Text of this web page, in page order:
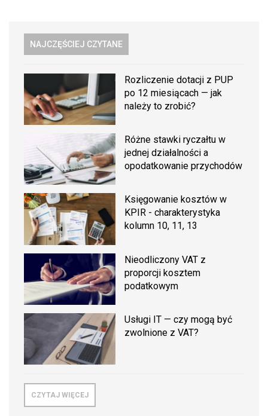
NAJCZĘŚCIEJ CZYTANE
Rozliczenie dotacji z PUP
po 12 miesiącach — jak
należy to zrobić?
Różne stawki ryczałtu w
jednej działalności a
opodatkowanie przychodów
Księgowanie kosztów w
KPIR - charakterystyka
kolumn 10, 11, 13
Nieodliczony VAT z
proporcji kosztem
podatkowym
Usługi IT — czy mogą być
zwolnione z VAT?
CZYTAJ WIĘCEJ